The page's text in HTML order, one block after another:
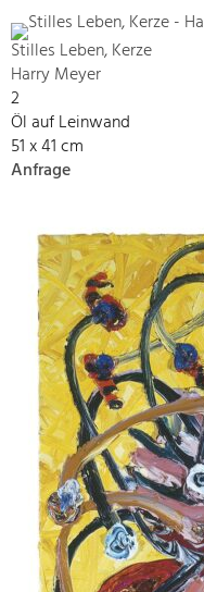
Stilles Leben, Kerze
Harry Meyer
2
Öl auf Leinwand
51 x 41 cm
Anfrage